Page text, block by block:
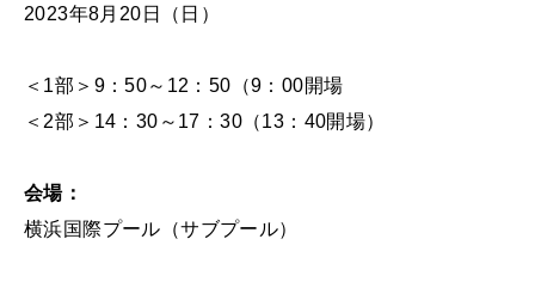
2023年8月20日（日）
＜1部＞9：50～12：50（9：00開場
＜2部＞14：30～17：30（13：40開場）
会場：
横浜国際プール（サブプール）